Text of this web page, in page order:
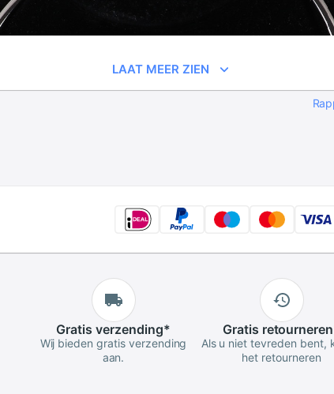
LAAT MEER ZIEN
Gratis verzending*
Wij bieden gratis verzending
aan.
Gratis retourneren
Als u niet tevreden bent,
het retourneren